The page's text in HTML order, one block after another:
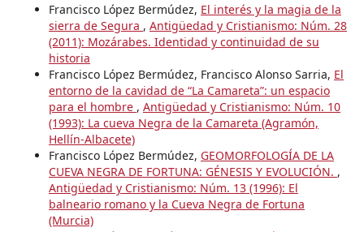
Francisco López Bermúdez, El interés y la magia de la
sierra de Segura , Antigüedad y Cristianismo: Núm. 28
(2011): Mozárabes. Identidad y continuidad de su
historia
Francisco López Bermúdez, Francisco Alonso Sarria, El
entorno de la cavidad de “La Camareta”: un espacio
para el hombre , Antigüedad y Cristianismo: Núm. 10
(1993): La cueva Negra de la Camareta (Agramón,
Hellín-Albacete)
Francisco López Bermúdez, GEOMORFOLOGÍA DE LA
CUEVA NEGRA DE FORTUNA: GÉNESIS Y EVOLUCIÓN. ,
Antigüedad y Cristianismo: Núm. 13 (1996): El
balneario romano y la Cueva Negra de Fortuna
(Murcia)